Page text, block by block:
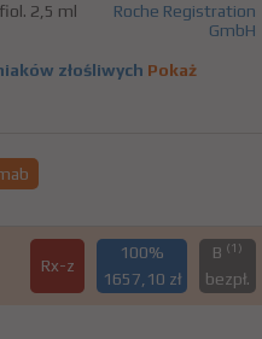
2,5 ml
Roche Registration
GmbH
złośliwych Pokaż
Rx-z
100%
1657,10 zł
B (1)
bezpł.